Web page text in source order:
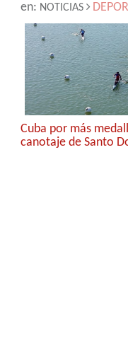
en: NOTICIAS
Cuba por más
canotaje de Santo